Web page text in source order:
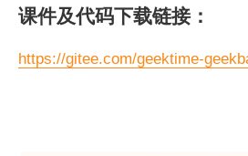
课件及代码下载链接：
https://gitee.com/geektime-